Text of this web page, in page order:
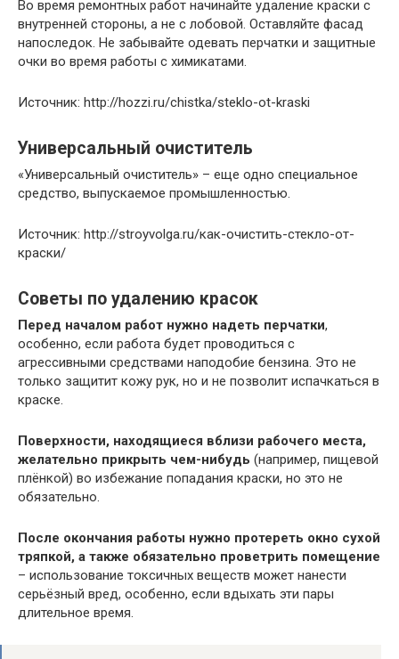
Во время ремонтных работ начинайте удаление краски с
внутренней стороны, а не с лобовой. Оставляйте фасад
напоследок. Не забывайте одевать перчатки и защитные
очки во время работы с химикатами.
Источник: http://hozzi.ru/chistka/steklo-ot-kraski
Универсальный очиститель
«Универсальный очиститель» – еще одно специальное
средство, выпускаемое промышленностью.
Источник: http://stroyvolga.ru/как-очистить-стекло-от-
краски/
Советы по удалению красок
Перед началом работ нужно надеть перчатки,
особенно, если работа будет проводиться с
агрессивными средствами наподобие бензина. Это не
только защитит кожу рук, но и не позволит испачкаться в
краске.
Поверхности, находящиеся вблизи рабочего места,
желательно прикрыть чем-нибудь (например, пищевой
плёнкой) во избежание попадания краски, но это не
обязательно.
После окончания работы нужно протереть окно сухой
тряпкой, а также обязательно проветрить помещение
– использование токсичных веществ может нанести
серьёзный вред, особенно, если вдыхать эти пары
длительное время.